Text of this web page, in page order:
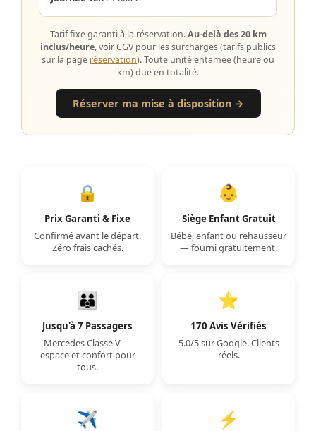
Tarif fixe garanti à la réservation.Au-delà des 20 km
inclus/heure, voir CGV pour les surcharges (tarifs publics
sur la page réservation). Toute unité entamée (heure ou
km) due en totalité.
Réserver ma mise à disposition →
🔒
Prix Garanti & Fixe
Confirmé avant le départ.
Zéro frais cachés.
👶
Siège Enfant Gratuit
Bébé, enfant ou rehausseur
— fourni gratuitement.
👪
Jusqu'à 7 Passagers
Mercedes Classe V —
espace et confort pour
tous.
⭐
170 Avis Vérifiés
5.0/5 sur Google. Clients
réels.
✈️ ⚡